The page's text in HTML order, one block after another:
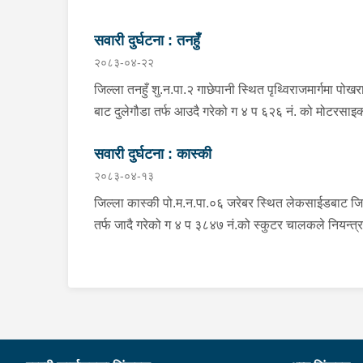
सवारी दुर्घटना : तनहुँ
२०८३-०४-२२
जिल्ला तनहुँ शु.न.पा.२ गाछेपानी स्थित पृथ्विराजमार्गमा
बाट दुलेगौडा तर्फ आउदै गरेको ग ४ प ६२६ नं. को
दुर्घटना हुँदा मोटरसाइकल चालक जिल्ला कास्की
बस्ने बर्ष ३९ को मन बहादुर पुन घाइते भइ उपचारको लागी तनहुँ
सेवा हस्पिटल दुलेगौडा ल्याईएकोमा प्राम्भिक उपचार पश्चात
उपचारको लागी ०७:५५ बजे पोखरा रिफर भएको ।
सवारी दुर्घटना : कास्की
२०८३-०४-१३
जिल्ला कास्की पो.म.न.पा.०६ जरेबर स्थित लेकसाईडबाट
तर्फ जादै गरेको ग ४ प ३८४७ नं.को स्कुटर चालकले